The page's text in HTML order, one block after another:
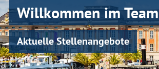
Willkommen im Team
Aktuelle Stellenangebote